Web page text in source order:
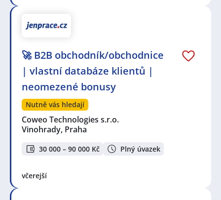
🚀 B2B obchodník/obchodnice
| vlastní databáze klientů |
neomezené bonusy
Nutně vás hledají
Coweo Technologies s.r.o.
Vinohrady, Praha
30 000 – 90 000 Kč Plný úvazek
včerejší